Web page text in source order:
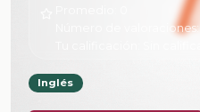
Número de valoraciones:
Inglés